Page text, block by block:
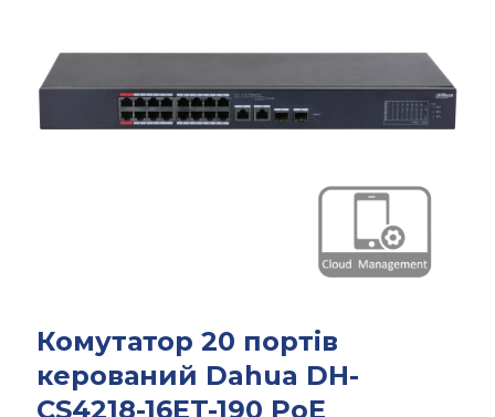
Комутатор 20 портів
керований Dahua DH-
CS4218-16ET-190 PoE